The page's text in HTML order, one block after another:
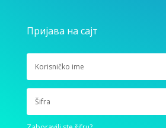
Пријава на сајт